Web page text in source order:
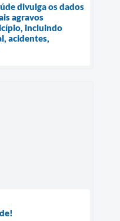
divulga os dados
agravos
incluindo
acidentes,